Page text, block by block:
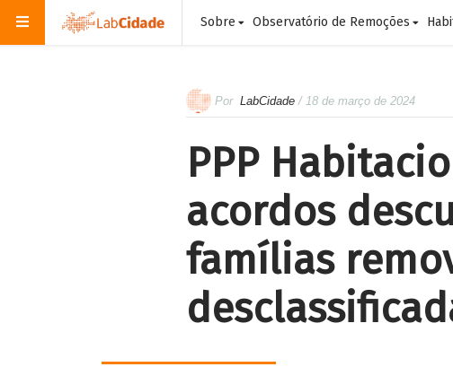
Sobre Observatório de Remoções
Por LabCidade / 18 de março de 2024
PPP
acordos
famílias